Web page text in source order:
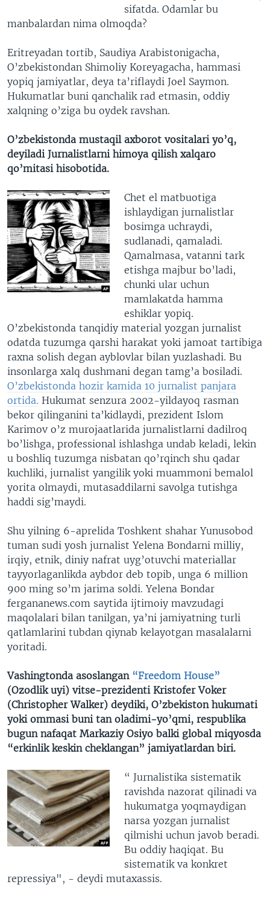
sifatda. Odamlar bu
manbalardan nima olmoqda?
Eritreyadan tortib, Saudiya Arabistonigacha,
O’zbekistondan Shimoliy Koreyagacha, hammasi
yopiq jamiyatlar, deya ta’riflaydi Joel Saymon.
Hukumatlar buni qanchalik rad etmasin, oddiy
xalqning o’ziga bu oydek ravshan.
O’zbekistonda mustaqil axborot vositalari yo’q,
deyiladi Jurnalistlarni himoya qilish xalqaro
qo’mitasi hisobotida.
Chet el matbuotiga
ishlaydigan jurnalistlar
bosimga uchraydi,
sudlanadi, qamaladi.
Qamalmasa, vatanni tark
etishga majbur bo’ladi,
chunki ular uchun
mamlakatda hamma
eshiklar yopiq.
O’zbekistonda tanqidiy material yozgan jurnalist
odatda tuzumga qarshi harakat yoki jamoat tartibiga
raxna solish degan ayblovlar bilan yuzlashadi. Bu
insonlarga xalq dushmani degan tamg’a bosiladi.
O’zbekistonda hozir kamida 10 jurnalist panjara
ortida. Hukumat senzura 2002-yildayoq rasman
bekor qilinganini ta’kidlaydi, prezident Islom
Karimov o’z murojaatlarida jurnalistlarni dadilroq
bo’lishga, professional ishlashga undab keladi, lekin
u boshliq tuzumga nisbatan qo’rqinch shu qadar
kuchliki, jurnalist yangilik yoki muammoni bemalol
yorita olmaydi, mutasaddilarni savolga tutishga
haddi sig’maydi.
Shu yilning 6-aprelida Toshkent shahar Yunusobod
tuman sudi yosh jurnalist Yelena Bondarni milliy,
irqiy, etnik, diniy nafrat uyg’otuvchi materiallar
tayyorlaganlikda aybdor deb topib, unga 6 million
900 ming so’m jarima soldi. Yelena Bondar
fergananews.com saytida ijtimoiy mavzudagi
maqolalari bilan tanilgan, ya’ni jamiyatning turli
qatlamlarini tubdan qiynab kelayotgan masalalarni
yoritadi.
Vashingtonda asoslangan “Freedom House”
(Ozodlik uyi) vitse-prezidenti Kristofer Voker
(Christopher Walker) deydiki, O’zbekiston hukumati
yoki ommasi buni tan oladimi-yo’qmi, respublika
bugun nafaqat Markaziy Osiyo balki global miqyosda
“erkinlik keskin cheklangan” jamiyatlardan biri.
“ Jurnalistika sistematik
ravishda nazorat qilinadi va
hukumatga yoqmaydigan
narsa yozgan jurnalist
qilmishi uchun javob beradi.
Bu oddiy haqiqat. Bu
sistematik va konkret
repressiya", - deydi mutaxassis.